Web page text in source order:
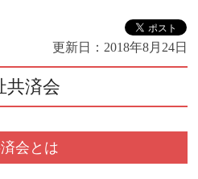
更新日： 2018年8月24日
共済会
会とは